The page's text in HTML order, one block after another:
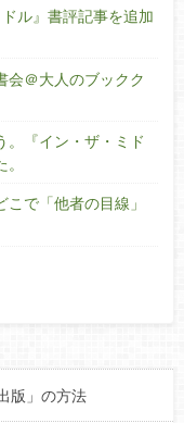
ル』書評記事を追加
会＠大人のブックク
。『イン・ザ・ミド
で「他者の目線」
版」の方法